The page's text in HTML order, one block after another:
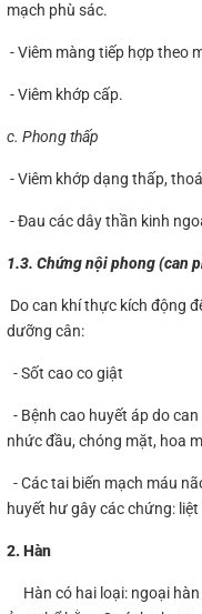
mạch phù sác.
- Viêm màng tiếp hợp theo
- Viêm khớp cấp.
c. Phong thấp
- Viêm khớp dạng thấp,
- Đau các dây thần kinh
1.3. Chứng nội phong (can
Do can khí thực kích động
dưỡng cân:
- Sốt cao co giật
- Bệnh cao huyết áp do
nhức đầu, chóng mặt, hoa
- Các tai biến mạch máu
huyết hư gây các chứng:
2. Hàn
Hàn có hai loại: ngoại hàn